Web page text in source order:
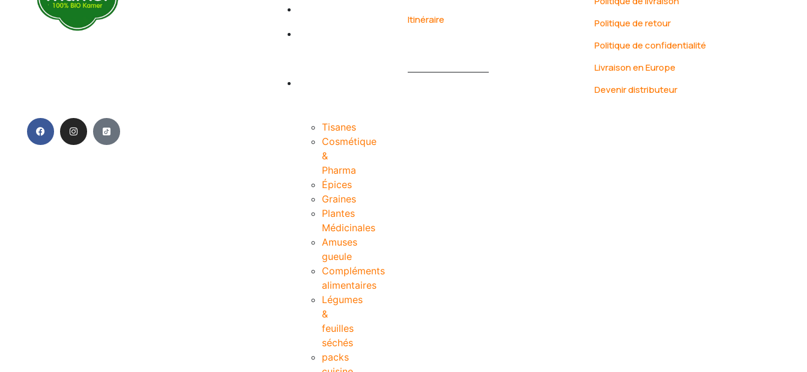
Tisanes
Cosmétique
&
Pharma
Épices
Graines
Plantes
Médicinales
Amuses
gueule
Compléments
alimentaires
Légumes
&
feuilles
séchés
packs
Itinéraire
Politique de retour
Politique de confidentialité
Livraison en Europe
Devenir distributeur